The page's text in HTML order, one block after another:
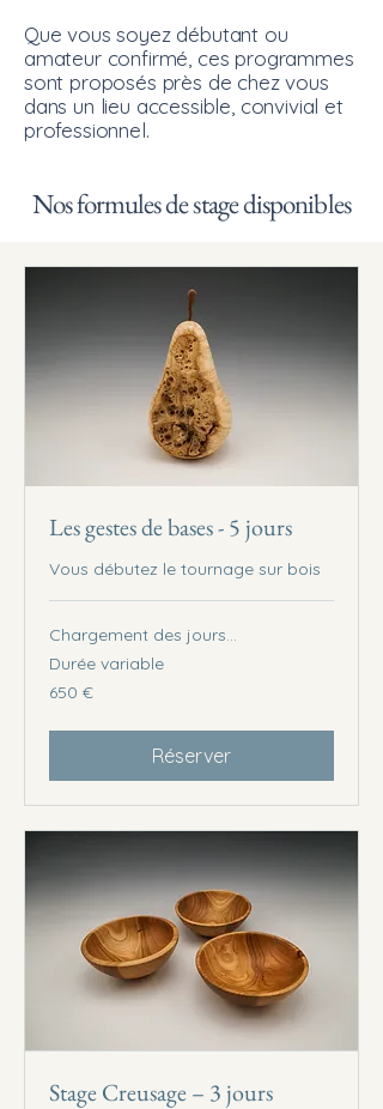
Que vous soyez débutant ou
amateur confirmé, ces programmes
sont proposés près de chez vous
dans un lieu accessible, convivial et
professionnel.
Nos formules de stage disponibles
Les gestes de bases - 5 jours
Vous débutez le tournage sur bois
Chargement des jours...
Durée variable
650
euros
650 €
Réserver
Stage Creusage – 3 jours